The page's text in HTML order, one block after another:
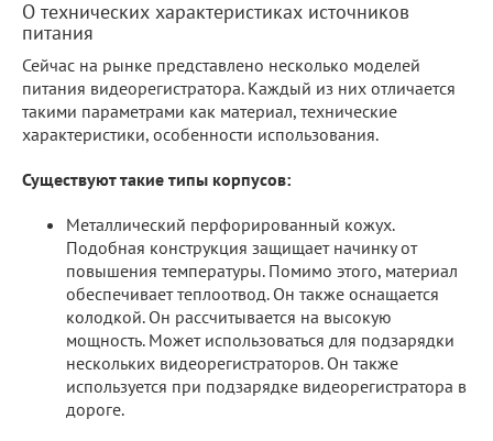
О технических характеристиках источников
питания
Сейчас на рынке представлено несколько моделей
питания видеорегистратора. Каждый из них отличается
такими параметрами как материал, технические
характеристики, особенности использования.
Существуют такие типы корпусов:
Металлический перфорированный кожух.
Подобная конструкция защищает начинку от
повышения температуры. Помимо этого, материал
обеспечивает теплоотвод. Он также оснащается
колодкой. Он рассчитывается на высокую
мощность. Может использоваться для подзарядки
нескольких видеорегистраторов. Он также
используется при подзарядке видеорегистратора в
дороге.